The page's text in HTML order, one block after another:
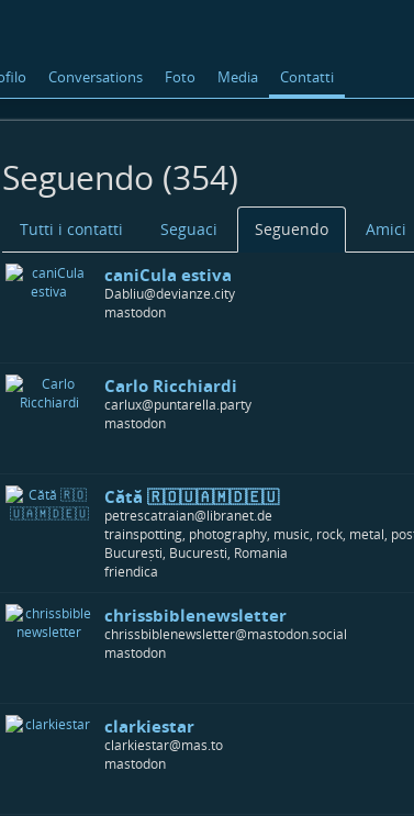
Conversations Foto Media Contatti
Seguendo (354)
Tutti i contatti Seguaci Seguendo Amici
caniCula estiva
Dabliu@devianze.city
mastodon
Carlo Ricchiardi
carlux@puntarella.party
mastodon
Cătă 🇷🇴🇺🇦🇲🇩🇪🇺
petrescatraian@libranet.de
trainspotting, photography, music, rock, metal,
București, Bucuresti, Romania
friendica
chrissbiblenewsletter
chrissbiblenewsletter@mastodon.social
mastodon
clarkiestar
clarkiestar@mas.to
mastodon